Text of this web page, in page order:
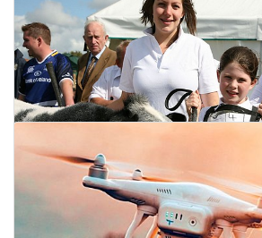
Drukke markt
30 december 2020